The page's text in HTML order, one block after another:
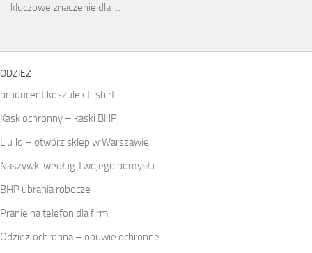
kluczowe znaczenie dla …
ODZIEŻ
producent koszulek t-shirt
Kask ochronny – kaski BHP
Liu Jo – otwórz sklep w Warszawie
Naszywki według Twojego pomysłu
BHP ubrania robocze
Pranie na telefon dla firm
Odzież ochronna – obuwie ochronne